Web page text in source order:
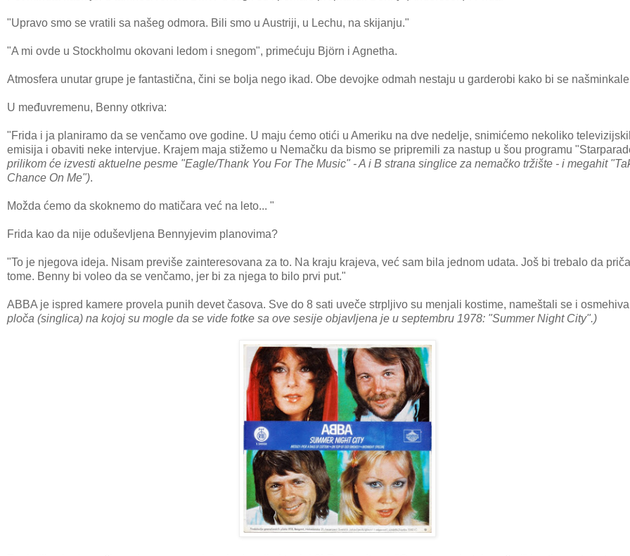
"Upravo smo se vratili sa našeg odmora. Bili smo u Austriji, u Lechu, na skijanju."
"A mi ovde u Stockholmu okovani ledom i snegom", primećuju Björn i Agnetha.
Atmosfera unutar grupe je fantastična, čini se bolja nego ikad. Obe devojke odmah nestaju u garderobi kako bi se
U međuvremenu, Benny otkriva:
"Frida i ja planiramo da se venčamo ove godine. U maju ćemo otići u Ameriku na dve nedelje, snimićemo nekoliko
emisija i obaviti neke intervjue. Krajem maja stižemo u Nemačku da bismo se pripremili za nastup u šou programu
prilikom će izvesti aktuelne pesme "Eagle/Thank You For The Music" - A i B strana singlice za nemačko tržište - i megahit "
Chance On Me").
Možda ćemo da skoknemo do matičara već na leto... "
Frida kao da nije oduševljena Bennyjevim planovima?
"To je njegova ideja. Nisam previše zainteresovana za to. Na kraju krajeva, već sam bila jednom udata. Još bi trebalo da
tome. Benny bi voleo da se venčamo, jer bi za njega to bilo prvi put."
ABBA je ispred kamere provela punih devet časova. Sve do 8 sati uveče strpljivo su menjali kostime, nameštali se i
ploča (singlica) na kojoj su mogle da se vide fotke sa ove sesije objavljena je u septembru 1978: "Summer Night City".)